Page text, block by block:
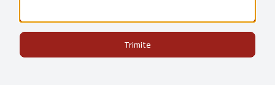
Trimite